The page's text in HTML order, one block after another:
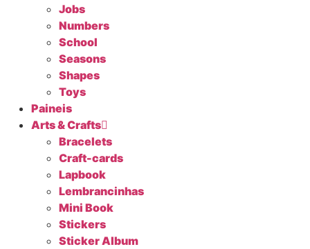
Jobs
Numbers
School
Seasons
Shapes
Toys
Paineis
Arts & Crafts
Bracelets
Craft-cards
Lapbook
Lembrancinhas
Mini Book
Stickers
Sticker Album